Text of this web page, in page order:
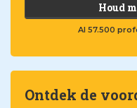
Houd
Al 57.500
Ontdek de